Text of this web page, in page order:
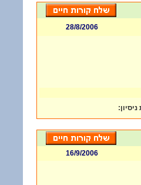
28/8/2006
:
16/9/2006